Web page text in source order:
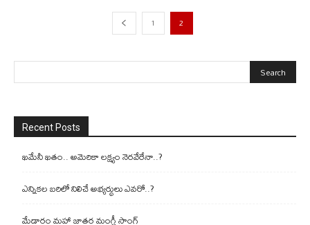
1 2
Recent Posts
ఖమేనీ ఖతం.. అమెరికా లక్ష్యం నెరవేరేనా..?
ఎన్నికల బరిలో నిలిచే అభ్యర్థులు ఎవరో..?
మేడారం మహా జాతర మంగ్లీ సాంగ్